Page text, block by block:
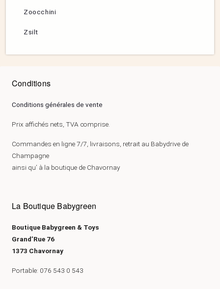
Zoocchini
Zsilt
Conditions
Conditions générales de vente
Prix affichés nets, TVA comprise.
Commandes en ligne 7/7, livraisons, retrait au Babydrive de
Champagne
ainsi qu’ à la boutique de Chavornay
La Boutique Babygreen
Boutique Babygreen & Toys
Grand’Rue 76
1373 Chavornay
Portable: 076 543 0 543